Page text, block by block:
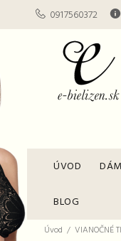
0917560372
ÚVOD
BLOG
Úvod VIANOČNÉ